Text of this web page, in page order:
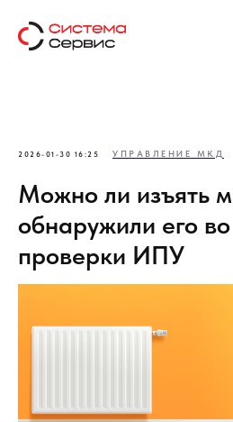
2026-01-30 16:25 УПРАВЛЕНИЕ МКД
Можно ли изъять
обнаружили его
проверки ИПУ